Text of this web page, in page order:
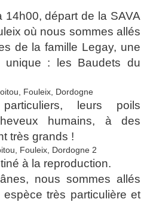
départ de la SAVA
où nous sommes allés
de la famille Legay, une
: les Baudets du
leurs poils
humains, à des
très grands !
à la reproduction.
nous sommes allés
très particulière et